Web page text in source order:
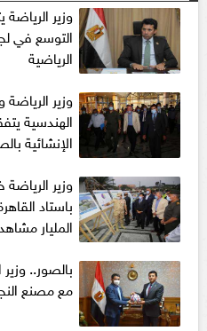
وزير
التوسع في
الرياضية
وزير
الهندسية
الإنشائية
وزير
باستاد
المليار
مع مصنع